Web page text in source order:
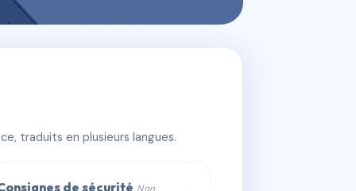
traduits en plusieurs langues.
de sécurité